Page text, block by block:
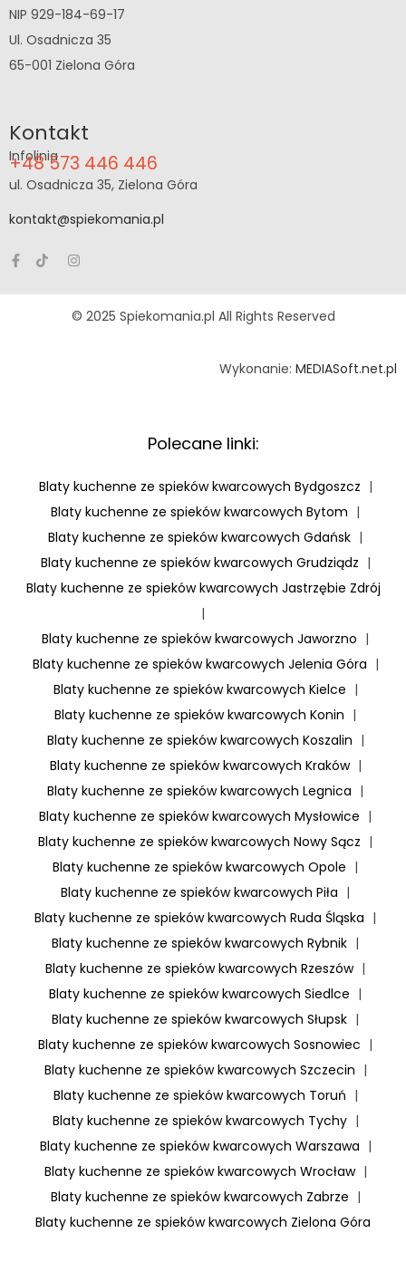
NIP 929-184-69-17
Ul. Osadnicza 35
65-001 Zielona Góra
Kontakt
Infolinia
+48 573 446 446
ul. Osadnicza 35, Zielona Góra
kontakt@spiekomania.pl
© 2025 Spiekomania.pl All Rights Reserved
Wykonanie: MEDIASoft.net.pl
Polecane linki:
Blaty kuchenne ze spieków kwarcowych Bydgoszcz |
Blaty kuchenne ze spieków kwarcowych Bytom |
Blaty kuchenne ze spieków kwarcowych Gdańsk |
Blaty kuchenne ze spieków kwarcowych Grudziądz |
Blaty kuchenne ze spieków kwarcowych Jastrzębie Zdrój
|
Blaty kuchenne ze spieków kwarcowych Jaworzno |
Blaty kuchenne ze spieków kwarcowych Jelenia Góra |
Blaty kuchenne ze spieków kwarcowych Kielce |
Blaty kuchenne ze spieków kwarcowych Konin |
Blaty kuchenne ze spieków kwarcowych Koszalin |
Blaty kuchenne ze spieków kwarcowych Kraków |
Blaty kuchenne ze spieków kwarcowych Legnica |
Blaty kuchenne ze spieków kwarcowych Mysłowice |
Blaty kuchenne ze spieków kwarcowych Nowy Sącz |
Blaty kuchenne ze spieków kwarcowych Opole |
Blaty kuchenne ze spieków kwarcowych Piła |
Blaty kuchenne ze spieków kwarcowych Ruda Śląska |
Blaty kuchenne ze spieków kwarcowych Rybnik |
Blaty kuchenne ze spieków kwarcowych Rzeszów |
Blaty kuchenne ze spieków kwarcowych Siedlce |
Blaty kuchenne ze spieków kwarcowych Słupsk |
Blaty kuchenne ze spieków kwarcowych Sosnowiec |
Blaty kuchenne ze spieków kwarcowych Szczecin |
Blaty kuchenne ze spieków kwarcowych Toruń |
Blaty kuchenne ze spieków kwarcowych Tychy |
Blaty kuchenne ze spieków kwarcowych Warszawa |
Blaty kuchenne ze spieków kwarcowych Wrocław |
Blaty kuchenne ze spieków kwarcowych Zabrze |
Blaty kuchenne ze spieków kwarcowych Zielona Góra